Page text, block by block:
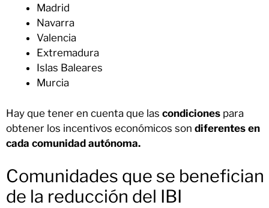
Madrid
Navarra
Valencia
Extremadura
Islas Baleares
Murcia
Hay que tener en cuenta que las condiciones para
obtener los incentivos económicos son diferentes en
cada comunidad autónoma.
Comunidades que se benefician
de la reducción del IBI